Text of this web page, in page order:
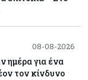
08-08-2026
ημέρα για ένα
τον κίνδυνο